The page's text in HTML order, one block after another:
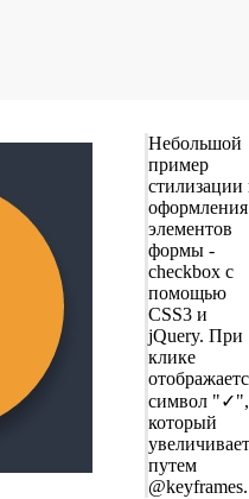
Небольшой
пример
стилизации
оформления
элементов
формы -
checkbox с
помощью
CSS3 и
jQuery. При
клике
символ "✓",
который
путем
@keyframes.